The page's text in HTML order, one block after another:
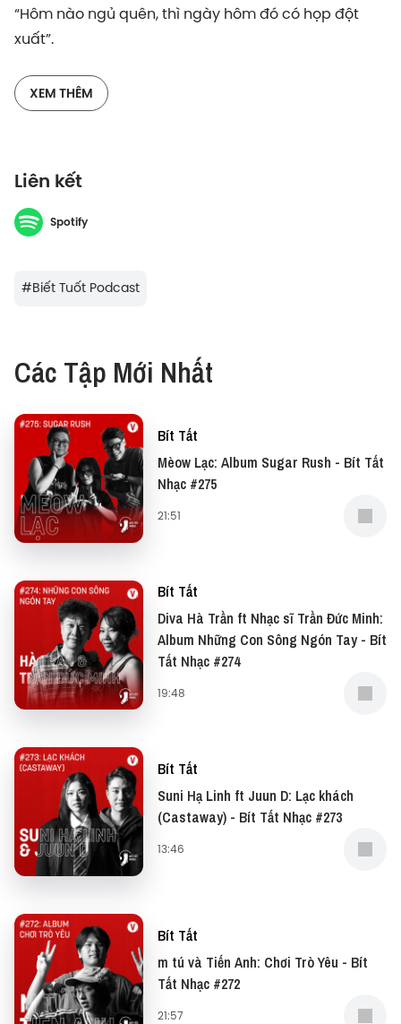
“Hôm nào ngủ quên, thì ngày hôm đó có họp đột
xuất”.
cứ phải canh vào lúc đang đi...toilet”.
này chúng ta thường đổ tại “xui”, tại “số đen”, tại
“vận rủi”. Nhưng thật ra xui xẻo không phải là một
điều gì đó mang tính tâm linh như bạn tưởng, mà đã
Murphy”
XEM THÊM
Liên kết
Spotify
#Biết Tuốt Podcast
Các Tập Mới Nhất
Bít Tất
Mèow Lạc: Album Sugar Rush - Bít Tất
Nhạc #275
21:51
Bít Tất
Diva Hà Trần ft Nhạc sĩ Trần Đức Minh:
Album Những Con Sông Ngón Tay - Bít
Tất Nhạc #274
19:48
Bít Tất
Suni Hạ Linh ft Juun D: Lạc khách
(Castaway) - Bít Tất Nhạc #273
13:46
Bít Tất
m tú và Tiến Anh: Chơi Trò Yêu - Bít
Tất Nhạc #272
21:57